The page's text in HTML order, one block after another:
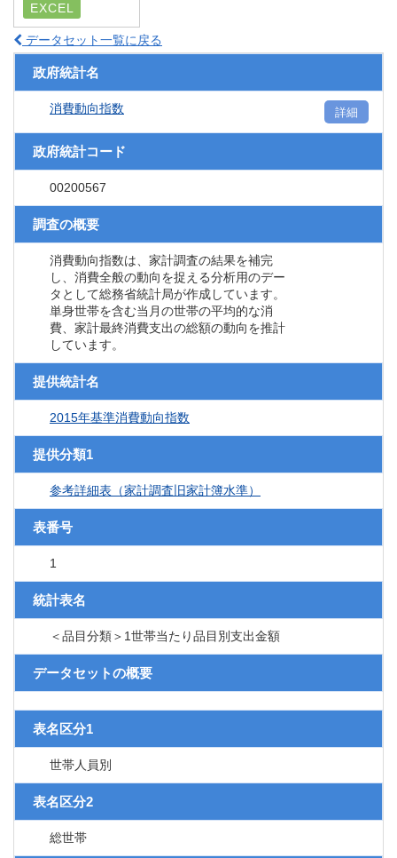
EXCEL
データセット一覧に戻る
政府統計名
消費動向指数 詳細
政府統計コード
00200567
調査の概要
消費動向指数は、家計調査の結果を補完
し、消費全般の動向を捉える分析用のデー
タとして総務省統計局が作成しています。
単身世帯を含む当月の世帯の平均的な消
費、家計最終消費支出の総額の動向を推計
しています。
提供統計名
2015年基準消費動向指数
提供分類1
参考詳細表（家計調査旧家計簿水準）
表番号
1
統計表名
＜品目分類＞1世帯当たり品目別支出金額
データセットの概要
表名区分1
世帯人員別
表名区分2
総世帯